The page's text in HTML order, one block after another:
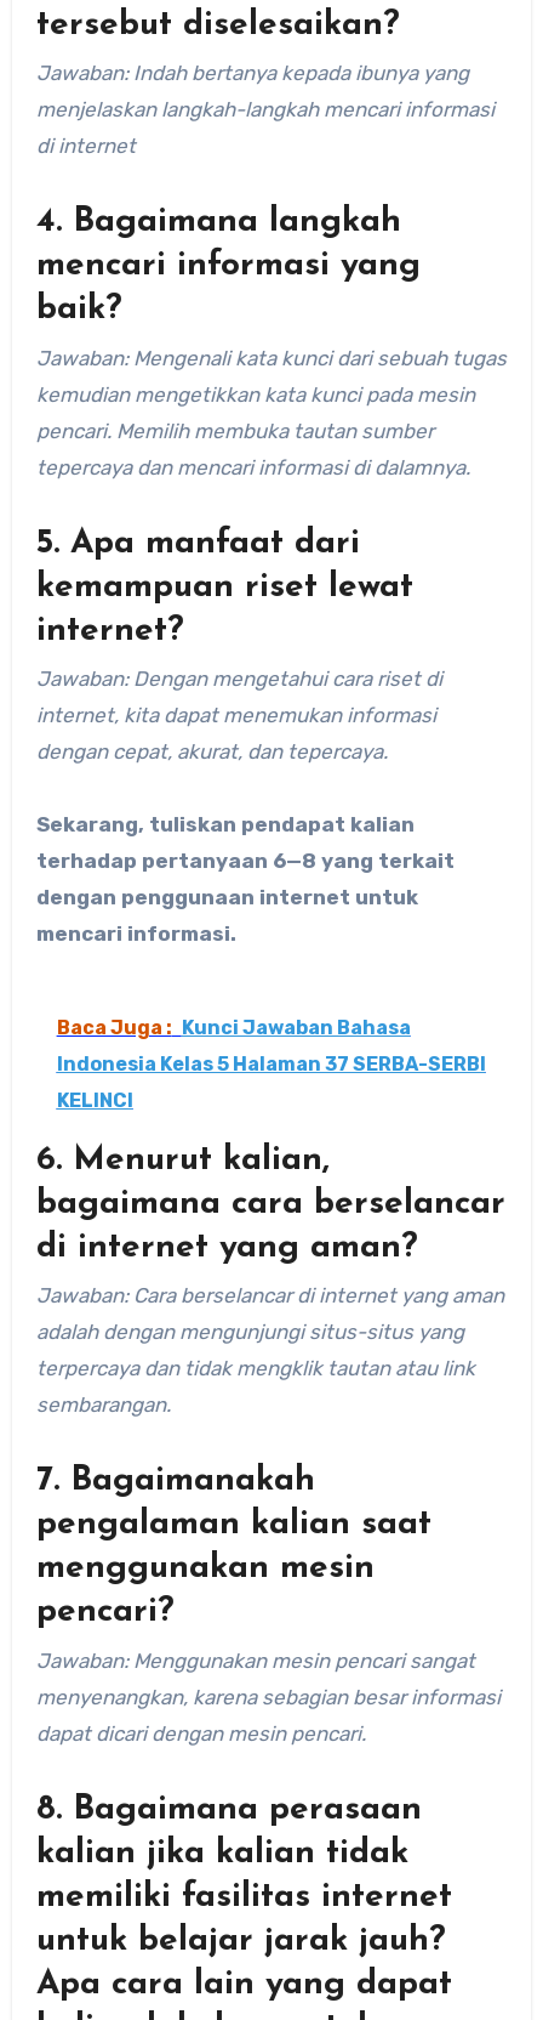
tersebut diselesaikan?
Jawaban: Indah bertanya kepada ibunya yang
menjelaskan langkah-langkah mencari informasi
di internet
4. Bagaimana langkah
mencari informasi yang
baik?
Jawaban: Mengenali kata kunci dari sebuah tugas
kemudian mengetikkan kata kunci pada mesin
pencari. Memilih membuka tautan sumber
tepercaya dan mencari informasi di dalamnya.
5. Apa manfaat dari
kemampuan riset lewat
internet?
Jawaban: Dengan mengetahui cara riset di
internet, kita dapat menemukan informasi
dengan cepat, akurat, dan tepercaya.
Sekarang, tuliskan pendapat kalian
terhadap pertanyaan 6—8 yang terkait
dengan penggunaan internet untuk
mencari informasi.
Baca Juga : Kunci Jawaban Bahasa
Indonesia Kelas 5 Halaman 37 SERBA-SERBI
KELINCI
6. Menurut kalian,
bagaimana cara berselancar
di internet yang aman?
Jawaban: Cara berselancar di internet yang aman
adalah dengan mengunjungi situs-situs yang
terpercaya dan tidak mengklik tautan atau link
sembarangan.
7. Bagaimanakah
pengalaman kalian saat
menggunakan mesin
pencari?
Jawaban: Menggunakan mesin pencari sangat
menyenangkan, karena sebagian besar informasi
dapat dicari dengan mesin pencari.
8. Bagaimana perasaan
kalian jika kalian tidak
memiliki fasilitas internet
untuk belajar jarak jauh?
Apa cara lain yang dapat